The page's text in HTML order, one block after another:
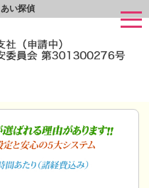
い探偵